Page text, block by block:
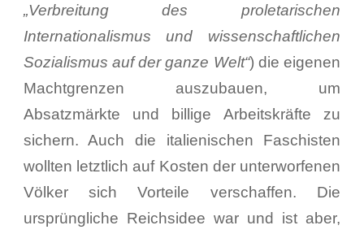
„Verbreitung des proletarischen
Internationalismus und wissenschaftlichen
Sozialismus auf der ganze Welt“) die eigenen
Machtgrenzen auszubauen, um
Absatzmärkte und billige Arbeitskräfte zu
sichern. Auch die italienischen Faschisten
wollten letztlich auf Kosten der unterworfenen
Völker sich Vorteile verschaffen. Die
ursprüngliche Reichsidee war und ist aber,